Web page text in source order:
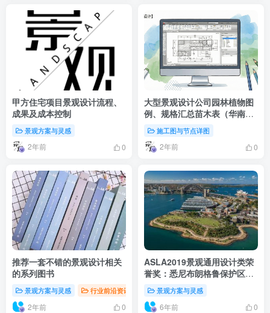
甲方住宅项目景观设计流程、
成果及成本控制
景观方案与灵感
2年前 0
大型景观设计公司园林植物图
例、规格汇总苗木表（华南
区）施工图与节点详图
2年前 0
推荐一套不错的景观设计相关
的系列图书
景观方案与灵感 行业前沿资讯
2年前 0
ASLA2019景观通用设计类荣
誉奖：悉尼布朗格鲁保护区景
观设计
景观方案与灵感
6年前 0